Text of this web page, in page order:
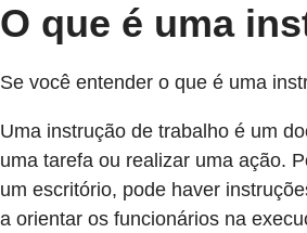
O que é uma
Se você entender o que é uma
Uma instrução de trabalho é um
uma tarefa ou realizar uma ação.
um escritório, pode haver
a orientar os funcionários na